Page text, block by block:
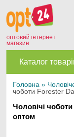
оптовий інтернет
магазин
Каталог
Головна »
чоботи Forester
Чоловічі
оптом